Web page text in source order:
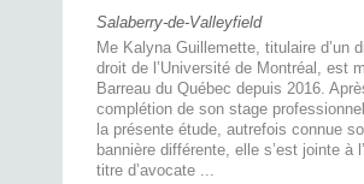
Salaberry-de-Valleyfield
Me Kalyna Guillemette, titulaire d’un
droit de l’Université de Montréal, est
Barreau du Québec depuis 2016.
complétion de son stage
la présente étude, autrefois connue
bannière différente, elle s’est jointe à
titre d’avocate ...